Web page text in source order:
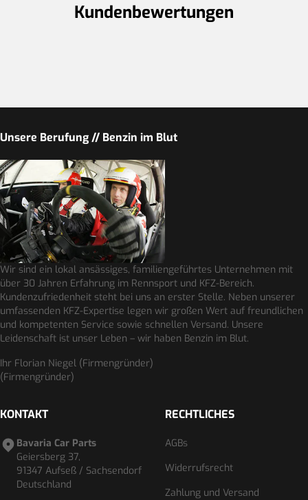
Kundenbewertungen
Unsere Berufung // Benzin im Blut
Wir sind ein lokal ansässiges, familiengeführtes Unternehmen mit
über 30 Jahren Erfahrung im Rennsport und KFZ-Bereich.
Kundenzufriedenheit steht bei uns an erster Stelle. Neben unserer
umfassenden KFZ-Expertise legen wir großen Wert auf freundlichen
und kompetenten Service sowie schnellen Versand. Unsere
Leidenschaft ist unser Leben – wir haben Benzin im Blut.
Ihr Florian Niegel (Firmengründer)
(Firmengründer)
KONTAKT
Bavaria Car Parts
Geiersberg 37,
91347 Aufseß / Sachsendorf
Deutschland
RECHTLICHES
AGBs
Widerrufsrecht
Zahlung und Versand